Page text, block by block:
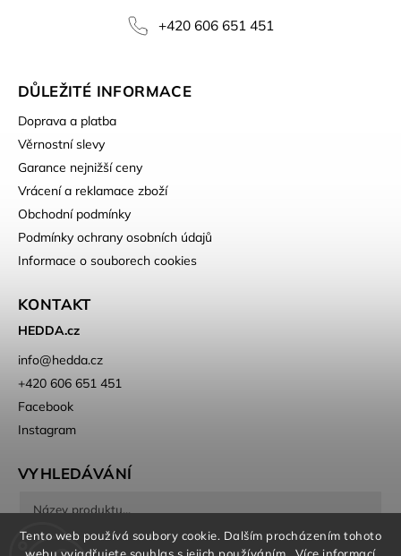
Tento web používá soubory cookie. Dalším procházením tohoto
+420 606 651 451
DŮLEŽITÉ INFORMACE
Doprava a platba
Věrnostní slevy
Garance nejnižší ceny
Vrácení a reklamace zboží
Obchodní podmínky
Podmínky ochrany osobních údajů
Informace o souborech cookies
KONTAKT
HEDDA.cz
info@hedda.cz
+420 606 651 451
Facebook
Instagram
VYHLEDÁVÁNÍ
Hledat